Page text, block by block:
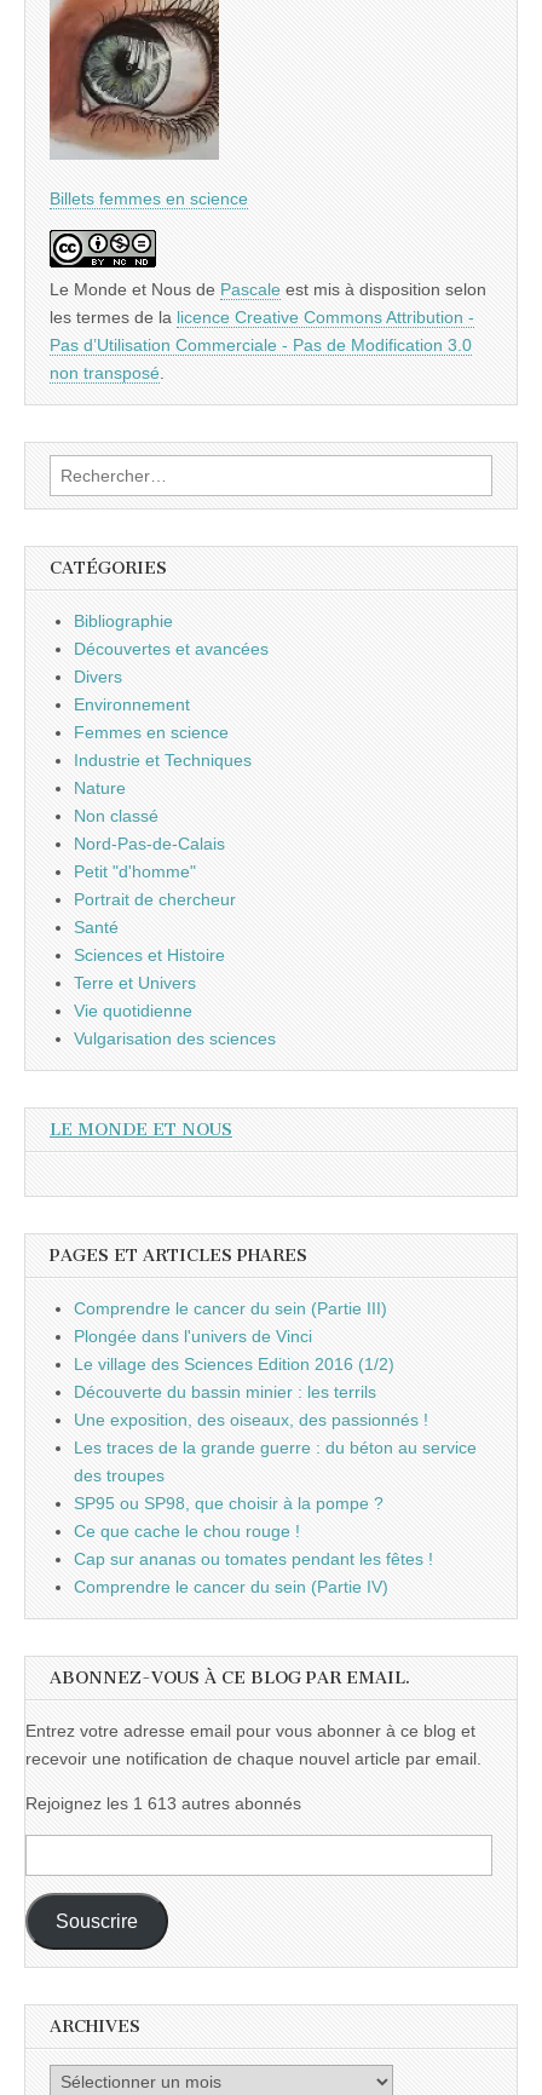
Billets femmes en science
Le Monde et Nous de Pascale est mis à disposition selon
les termes de la licence Creative Commons Attribution -
Pas d’Utilisation Commerciale - Pas de Modification 3.0
non transposé
Rechercher :
CATÉGORIES
Bibliographie
Découvertes et avancées
Divers
Environnement
Femmes en science
Industrie et Techniques
Nature
Non classé
Nord-Pas-de-Calais
Petit "d'homme"
Portrait de chercheur
Santé
Sciences et Histoire
Terre et Univers
Vie quotidienne
Vulgarisation des sciences
LE MONDE ET NOUS
PAGES ET ARTICLES PHARES
Comprendre le cancer du sein (Partie III)
Plongée dans l'univers de Vinci
Le village des Sciences Edition 2016 (1/2)
Découverte du bassin minier : les terrils
Une exposition, des oiseaux, des passionnés !
Les traces de la grande guerre : du béton au service
des troupes
SP95 ou SP98, que choisir à la pompe ?
Ce que cache le chou rouge !
Cap sur ananas ou tomates pendant les fêtes !
Comprendre le cancer du sein (Partie IV)
ABONNEZ-VOUS À CE BLOG PAR EMAIL.
Entrez votre adresse email pour vous abonner à ce blog et
recevoir une notification de chaque nouvel article par email.
Rejoignez les 1 613 autres abonnés
e-
mail :
Souscrire
ARCHIVES
Archives